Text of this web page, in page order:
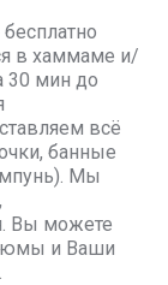
в хаммаме и/
30 мин до
всё
банные
Мы
Вы можете
и Ваши